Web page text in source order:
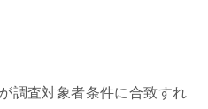
調査対象者条件に合致すれ